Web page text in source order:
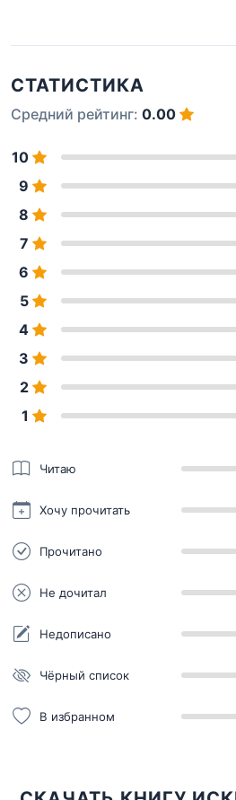
СТАТИСТИКА
Средний рейтинг: 0.00
10
9
8
7
6
5
4
3
2
1
Читаю
Хочу прочитать
Прочитано
Не дочитал
Недописано
Чёрный список
В избранном